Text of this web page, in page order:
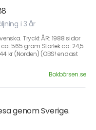
i 3 år
Tryckt ÅR: 1988 sidor
565 gram Storlek ca: 24,5
kr (Norden) (OBS! endast
Bokbörsen.se
genom Sverige.